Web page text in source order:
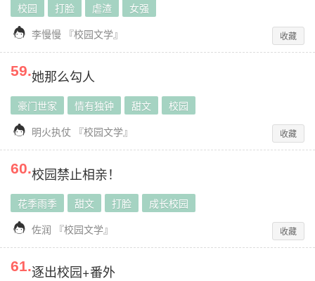
校园 打脸 虐渣 女强
 李慢慢 『校园文学』 收藏
59.她那么勾人
豪门世家 情有独钟 甜文 校园
 明火执仗 『校园文学』 收藏
60.校园禁止相亲！
花季雨季 甜文 打脸 成长校园
 佐润 『校园文学』 收藏
61.逐出校园+番外